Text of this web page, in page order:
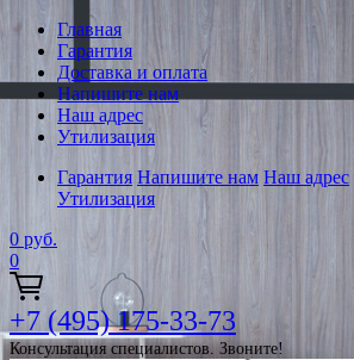
Главная
Гарантия
Доставка и оплата
Напишите нам
Наш адрес
Утилизация
Гарантия Напишите нам Наш адрес
Утилизация
0 руб.
0
+7 (495) 175-33-73
Консультация специалистов. Звоните!